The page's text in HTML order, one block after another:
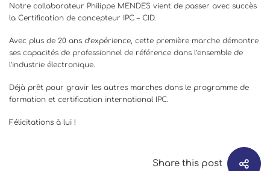
Notre collaborateur Philippe MENDES vient de passer avec succès
la Certification de concepteur IPC – CID.
Avec plus de 20 ans d’expérience, cette première marche démontre
ses capacités de professionnel de référence dans l’ensemble de
l’industrie électronique.
Déjà prêt pour gravir les autres marches dans le programme de
formation et certification international IPC.
Félicitations à lui !
Share this post